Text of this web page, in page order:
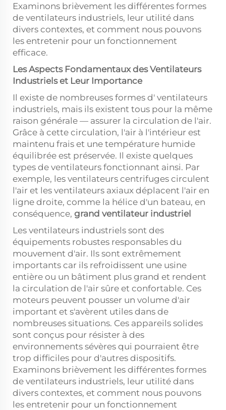
Examinons brièvement les différentes formes
de ventilateurs industriels, leur utilité dans
divers contextes, et comment nous pouvons
les entretenir pour un fonctionnement
efficace.
Les Aspects Fondamentaux des Ventilateurs
Industriels et Leur Importance
Il existe de nombreuses formes d' ventilateurs
industriels, mais ils existent tous pour la même
raison générale — assurer la circulation de l'air.
Grâce à cette circulation, l'air à l'intérieur est
maintenu frais et une température humide
équilibrée est préservée. Il existe quelques
types de ventilateurs fonctionnant ainsi. Par
exemple, les ventilateurs centrifuges circulent
l'air et les ventilateurs axiaux déplacent l'air en
ligne droite, comme la hélice d'un bateau, en
conséquence, grand ventilateur industriel
Les ventilateurs industriels sont des
équipements robustes responsables du
mouvement d'air. Ils sont extrêmement
importants car ils refroidissent une usine
entière ou un bâtiment plus grand et rendent
la circulation de l'air sûre et confortable. Ces
moteurs peuvent pousser un volume d'air
important et s'avèrent utiles dans de
nombreuses situations. Ces appareils solides
sont conçus pour résister à des
environnements sévères qui pourraient être
trop difficiles pour d'autres dispositifs.
Examinons brièvement les différentes formes
de ventilateurs industriels, leur utilité dans
divers contextes, et comment nous pouvons
les entretenir pour un fonctionnement